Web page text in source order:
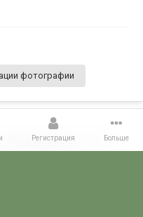
фотографии
Подписчики 0
Регистрация Больше